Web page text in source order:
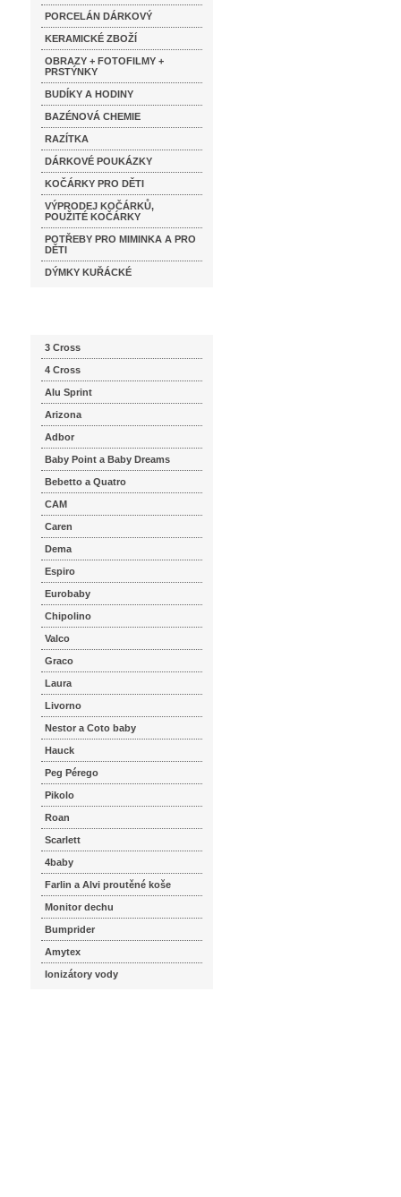
PORCELÁN DÁRKOVÝ
KERAMICKÉ ZBOŽÍ
OBRAZY + FOTOFILMY +
PRSTÝNKY
BUDÍKY A HODINY
BAZÉNOVÁ CHEMIE
RAZÍTKA
DÁRKOVÉ POUKÁZKY
KOČÁRKY PRO DĚTI
VÝPRODEJ KOČÁRKŮ,
POUŽITÉ KOČÁRKY
POTŘEBY PRO MIMINKA A PRO
DĚTI
DÝMKY KUŘÁCKÉ
3 Cross
4 Cross
Alu Sprint
Arizona
Adbor
Baby Point a Baby Dreams
Bebetto a Quatro
CAM
Caren
Dema
Espiro
Eurobaby
Chipolino
Valco
Graco
Laura
Livorno
Nestor a Coto baby
Hauck
Peg Pérego
Pikolo
Roan
Scarlett
4baby
Farlin a Alvi proutěné koše
Monitor dechu
Bumprider
Amytex
Ionizátory vody